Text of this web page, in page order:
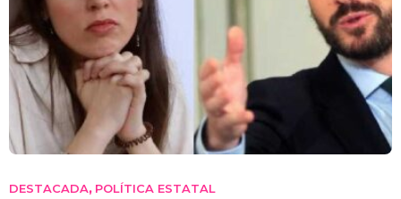
DESTACADA, POLÍTICA ESTATAL